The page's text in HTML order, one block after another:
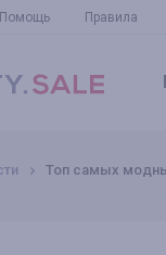
Помощь Правила
Топ самых